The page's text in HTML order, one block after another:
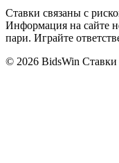
Ставки связаны с
Информация на сайте
пари. Играйте
© 2026 BidsWin Ставки